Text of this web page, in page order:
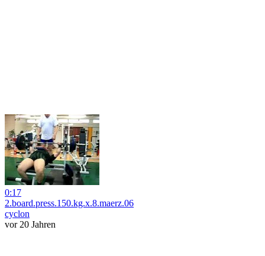
0:17
2.board.press.150.kg.x.8.maerz.06
cyclon
vor 20 Jahren